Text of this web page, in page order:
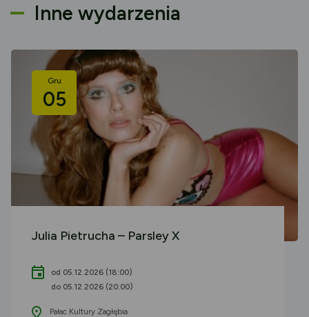
Inne wydarzenia
Gru
05
Julia Pietrucha – Parsley X
od 05.12.2026 (18:00)
do 05.12.2026 (20:00)
Pałac Kultury Zagłębia